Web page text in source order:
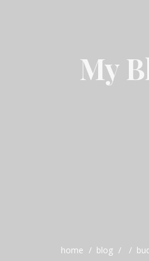
My
home blog